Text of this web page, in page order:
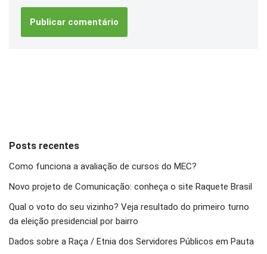
Posts recentes
Como funciona a avaliação de cursos do MEC?
Novo projeto de Comunicação: conheça o site Raquete Brasil
Qual o voto do seu vizinho? Veja resultado do primeiro turno
da eleição presidencial por bairro
Dados sobre a Raça / Etnia dos Servidores Públicos em Pauta